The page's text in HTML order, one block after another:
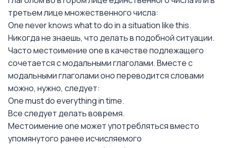
третьем лице множественного числа:
One never knows what to do in a situation like this.
Никогда не знаешь, что делать в подобной ситуации.
Часто местоимение one в качестве подлежащего
сочетается с модальными глаголами. Вместе с
модальными глаголами оно переводится словами
можно, нужно, следует:
One must do everything in time.
Все следует делать вовремя.
Местоимение one может употребляться вместо
упомянутого ранее исчисляемого